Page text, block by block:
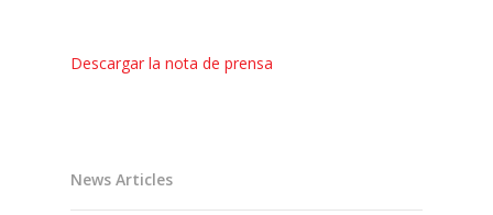
Descargar la nota de prensa
News Articles